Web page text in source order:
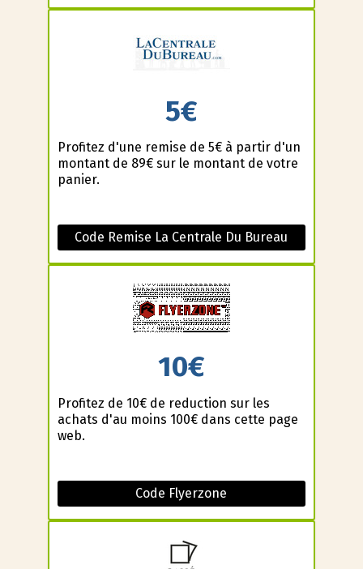
5€
Profitez d'une remise de 5€ à partir d'un
montant de 89€ sur le montant de votre
panier.
Code Remise La Centrale Du Bureau
10€
Profitez de 10€ de reduction sur les
achats d'au moins 100€ dans cette page
web.
Code Flyerzone